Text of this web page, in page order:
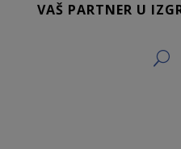
VAŠ PARTNER U